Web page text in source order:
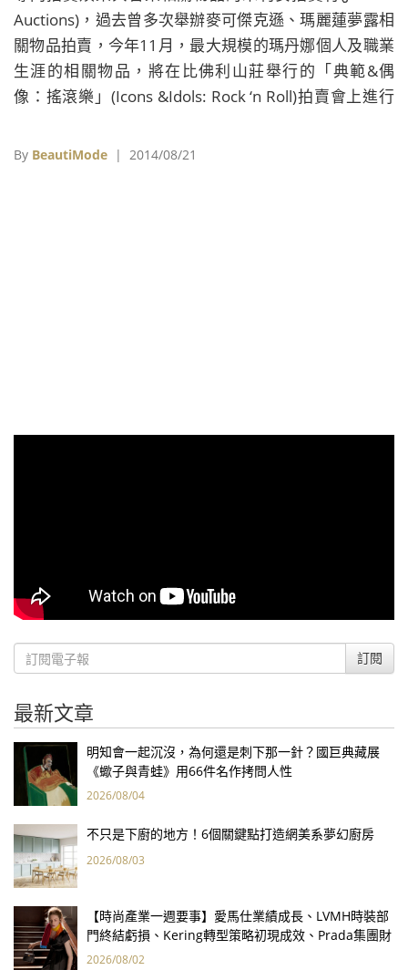
Auctions)，過去曾多次舉辦麥可傑克遜、瑪麗蓮夢露相
關物品拍賣，今年11月，最大規模的瑪丹娜個人及職業
生涯的相關物品，將在比佛利山莊舉行的「典範&偶
像：搖滾樂」(Icons &Idols: Rock ‘n Roll)拍賣會上進行
By BeautiMode | 2014/08/21
訂閱
最新文章
明知會一起沉沒，為何還是刺下那一針？國巨典藏展
《蠍子與青蛙》用66件名作拷問人性
2026/08/04
不只是下廚的地方！6個關鍵點打造網美系夢幻廚房
2026/08/03
【時尚產業一週要事】愛馬仕業績成長、LVMH時裝部
門終結虧損、Kering轉型策略初現成效、Prada集團財
報亮眼
2026/08/02